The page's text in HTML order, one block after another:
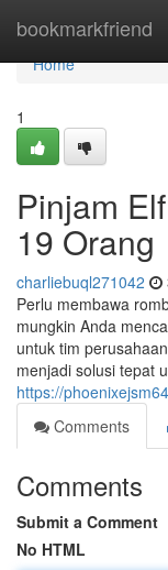
bookmarkfriend
Home
Home
1
Pinjam
19 Orang
charliebuql271042
Perlu membawa
mungkin Anda
untuk tim
menjadi solusi tepat
https://
Comments
Comments
Submit a Comment
No HTML